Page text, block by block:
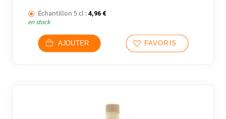
Échantillon 5 cl : 4,96 €
en stock
AJOUTER FAVORIS